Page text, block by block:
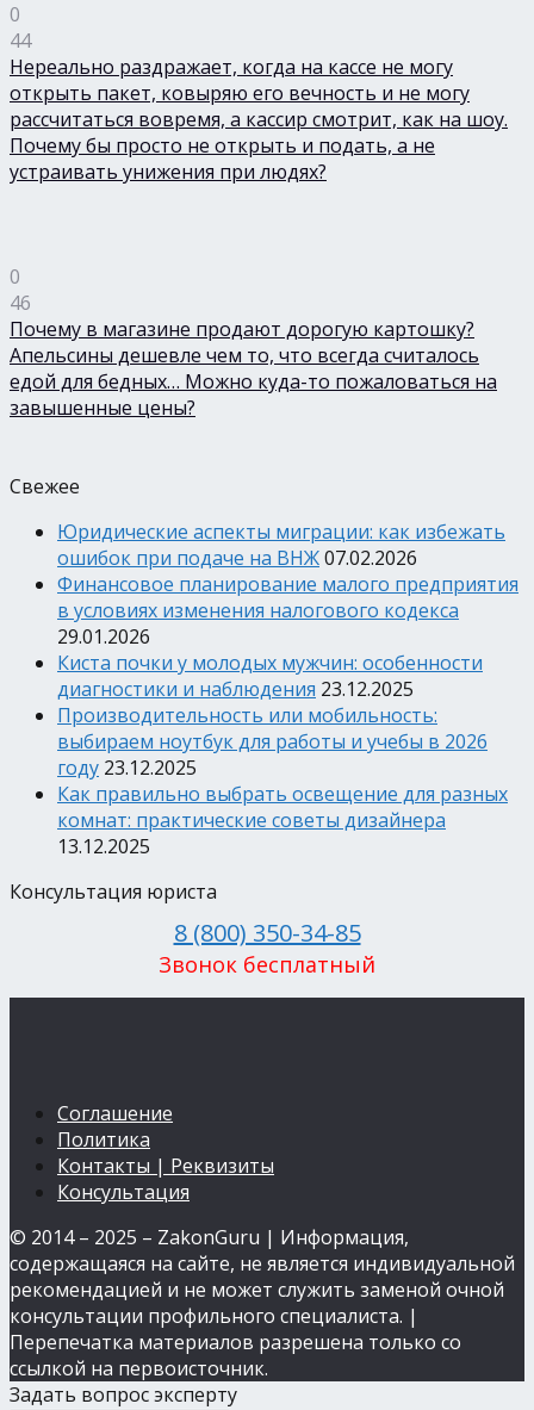
0
44
Нереально раздражает, когда на кассе не могу
открыть пакет, ковыряю его вечность и не могу
рассчитаться вовремя, а кассир смотрит, как на шоу.
Почему бы просто не открыть и подать, а не
устраивать унижения при людях?
0
46
Почему в магазине продают дорогую картошку?
Апельсины дешевле чем то, что всегда считалось
едой для бедных… Можно куда-то пожаловаться на
завышенные цены?
Свежее
Юридические аспекты миграции: как избежать
ошибок при подаче на ВНЖ07.02.2026
Финансовое планирование малого предприятия
в условиях изменения налогового кодекса
29.01.2026
Киста почки у молодых мужчин: особенности
диагностики и наблюдения 23.12.2025
Производительность или мобильность:
выбираем ноутбук для работы и учебы в 2026
году 23.12.2025
Как правильно выбрать освещение для разных
комнат: практические советы дизайнера
13.12.2025
Консультация юриста
8 (800) 350-34-85
Звонок бесплатный
Соглашение
Политика
Контакты | Реквизиты
Консультация
© 2014 – 2025 – ZakonGuru | Информация,
содержащаяся на сайте, не является индивидуальной
рекомендацией и не может служить заменой очной
консультации профильного специалиста. |
Перепечатка материалов разрешена только со
ссылкой на первоисточник.
Задать вопрос эксперту